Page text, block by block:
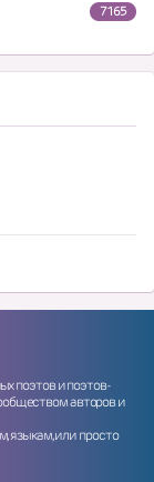
7165
поэтов и поэтов-
авторов и
языкам, или просто